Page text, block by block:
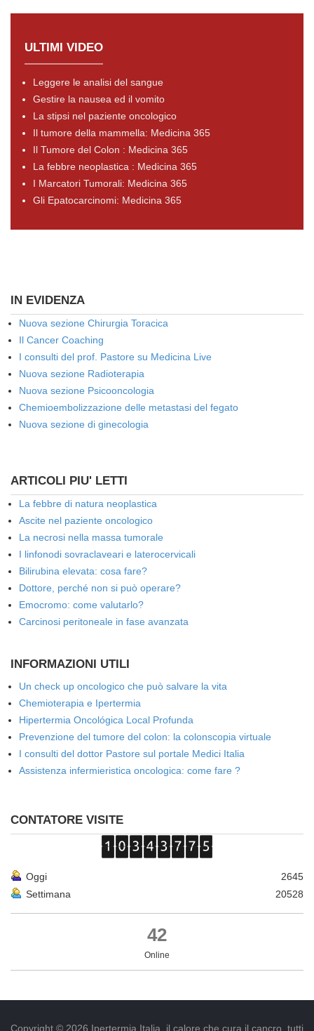
ULTIMI VIDEO
Leggere le analisi del sangue
Gestire la nausea ed il vomito
La stipsi nel paziente oncologico
Il tumore della mammella: Medicina 365
Il Tumore del Colon : Medicina 365
La febbre neoplastica : Medicina 365
I Marcatori Tumorali: Medicina 365
Gli Epatocarcinomi: Medicina 365
IN EVIDENZA
Nuova sezione Chirurgia Toracica
Il Cancer Coaching
I consulti del prof. Pastore su Medicina Live
Nuova sezione Radioterapia
Nuova sezione Psicooncologia
Chemioembolizzazione delle metastasi del fegato
Nuova sezione di ginecologia
ARTICOLI PIU' LETTI
La febbre di natura neoplastica
Ascite nel paziente oncologico
La necrosi nella massa tumorale
I linfonodi sovraclaveari e laterocervicali
Bilirubina elevata: cosa fare?
Dottore, perché non si può operare?
Emocromo: come valutarlo?
Carcinosi peritoneale in fase avanzata
INFORMAZIONI UTILI
Un check up oncologico che può salvare la vita
Chemioterapia e Ipertermia
Hipertermia Oncológica Local Profunda
Prevenzione del tumore del colon: la colonscopia virtuale
I consulti del dottor Pastore sul portale Medici Italia
Assistenza infermieristica oncologica: come fare ?
CONTATORE VISITE
Oggi
2645
Settimana
20528
42
Online
Copyright © 2026 Ipertermia Italia, il calore che cura il cancro, tutti